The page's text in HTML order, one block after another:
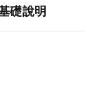
礎說明